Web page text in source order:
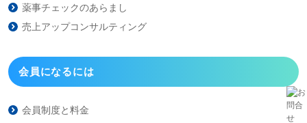
薬事チェックのあらまし
売上アップコンサルティング
会員になるには
会員制度と料金